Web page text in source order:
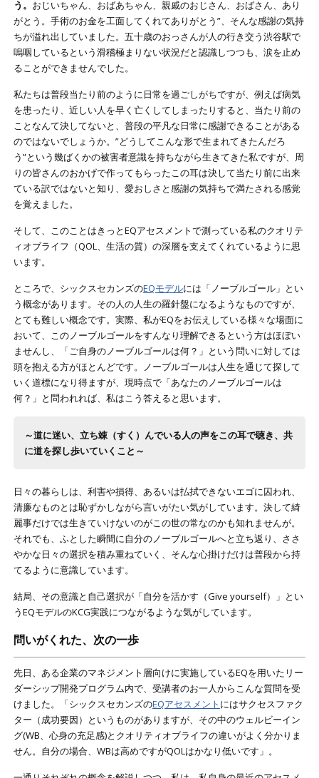
う。 おじいちゃん、おばあちゃん、親戚のおじさん、おばさん、あり
がとう。手術のお金を工面してくれてありがとう”、そんな感謝の気持
ちが溢れ出していました。五十歳のおっさんが人の行き交う渋谷駅で
嗚咽しているという滑稽極まりない状況だと認識しつつも、涙を止め
ることができませんでした。
私たちは普段当たり前のように日常を過ごしがちですが、例えば病気
を患ったり、近しい人を早く亡くしてしまったりすると、当たり前の
ことなんて決してないと、普段の平凡な日常に感謝できることがある
のではないでしょうか。”どうしてこんな形で生まれてきたんだろ
う”という幾ばくかの被害者意識を持ちながら生きてきた私ですが、周
りの皆さんのおかげで作ってもらったこの耳は決して当たり前に出来
ている訳ではないと知り、愛おしさと感謝の気持ちで満たされる感覚
を覚えました。
そして、このことはきっとEQアセスメントで測っている私のクオリテ
ィオブライフ（QOL、生活の質）の深層を支えてくれているように思
います。
ところで、シックスセカンズのEQモデルには「ノーブルゴール」とい
う概念があります。その人の人生の羅針盤になるようなものですが、
とても難しい概念です。実際、私がEQをお伝えしている様々な場面に
おいて、このノーブルゴールをすんなり理解できるという方はほぼい
ませんし、「ご自身のノーブルゴールは何？」という問いに対しては
頭を抱える方がほとんどです。ノーブルゴールは人生を通じて探して
いく道標になり得ますが、現時点で「あなたのノーブルゴールは
何？」と問われれば、私はこう答えると思います。
～道に迷い、立ち竦（すく）んでいる人の声をこの耳で聴き、共
に道を探し歩いていくこと～
日々の暮らしは、利害や損得、あるいは払拭できないエゴに囚われ、
清廉なものとは恥ずかしながら言いがたい気がしています。決して綺
麗事だけでは生きていけないのがこの世の常なのかも知れませんが。
それでも、ふとした瞬間に自分のノーブルゴールへと立ち返り、ささ
やかな日々の選択を積み重ねていく、そんな心掛けだけは普段から持
てるように意識しています。
結局、その意識と自己選択が「自分を活かす（Give yourself）」とい
うEQモデルのKCG実践につながるような気がしています。
問いがくれた、次の一歩
先日、ある企業のマネジメント層向けに実施しているEQを用いたリー
ダーシップ開発プログラム内で、受講者のお一人からこんな質問を受
けました。「シックスセカンズのEQアセスメント にはサクセスファク
ター（成功要因）というものがありますが、その中のウェルビーイン
グ(WB、心身の充足感)とクオリティオブライフの違いがよく分かりま
せん。自分の場合、WBは高めですがQOLはかなり低いです」。